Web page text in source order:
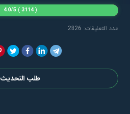
عدد التعليقات: 2826
(
3114
)
4.0/5
طلب التحديث